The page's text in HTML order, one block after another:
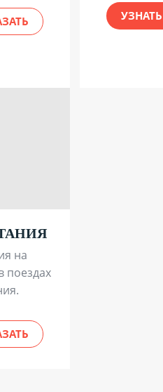
УЗНАТЬ
на
поездах